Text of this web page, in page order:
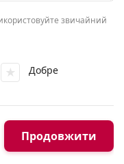
звичайний
Добре
Продовжити